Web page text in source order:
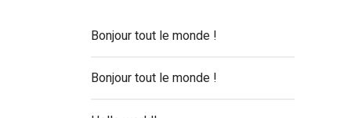
Bonjour tout le monde !
Bonjour tout le monde !